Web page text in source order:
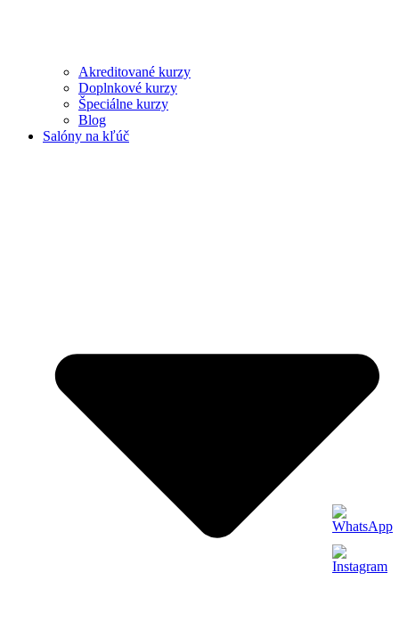
Akreditované kurzy
Doplnkové kurzy
Špeciálne kurzy
Blog
Salóny na kľúč